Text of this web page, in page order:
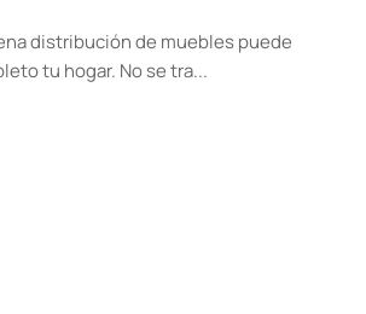
distribución de muebles puede
tu hogar. No se tra...